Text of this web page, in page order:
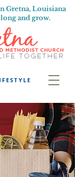
Gretna, Louisiana
and grow.